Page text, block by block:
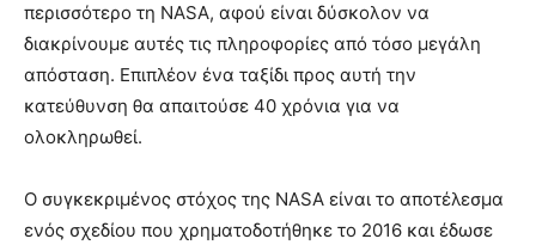
περισσότερο τη NASA, αφού είναι δύσκολον να
διακρίνουμε αυτές τις πληροφορίες από τόσο μεγάλη
απόσταση. Επιπλέον ένα ταξίδι προς αυτή την
κατεύθυνση θα απαιτούσε 40 χρόνια για να
ολοκληρωθεί.
Ο συγκεκριμένος στόχος της NASA είναι το αποτέλεσμα
ενός σχεδίου που χρηματοδοτήθηκε το 2016 και έδωσε